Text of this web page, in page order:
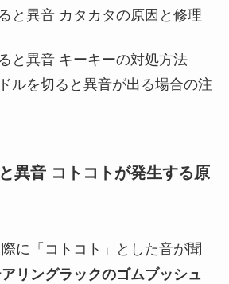
と異音 カタカタの原因と修理
と異音 キーキーの対処方法
ルを切ると異音が出る場合の注
異音 コトコトが発生する原
に「コトコト」とした音が聞
リングラックのゴムブッシュ